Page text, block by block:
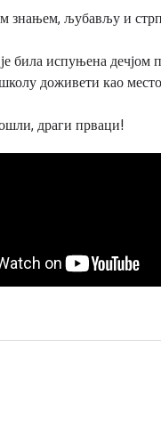
знањем, љубављу и
била испуњена дечјом
доживети као
драги прваци!